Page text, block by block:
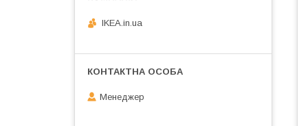
IKEA.in.ua
Менеджер